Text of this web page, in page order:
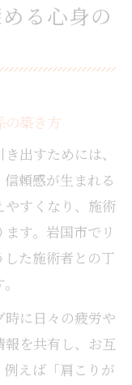
る心身の
の築き方
出すためには、
頼感が生まれる
やすくなり、施術
す。岩国市でリ
た施術者との丁
に日々の疲労や
を共有し、お互
えば「肩こりが